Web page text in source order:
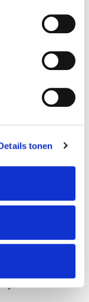
tonen
zonder
en
en
is een
sectoren
van
oplossing
niet
en
ondermijnt
klantgegevens
het beste
inzichten.
procedures